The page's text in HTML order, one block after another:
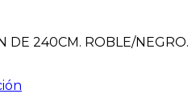
DE 240CM. ROBLE/NEGRO.